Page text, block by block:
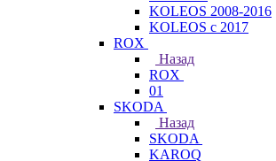
KOLEOS 2008-2016
KOLEOS с 2017
ROX
Назад
ROX
01
SKODA
Назад
SKODA
KAROQ